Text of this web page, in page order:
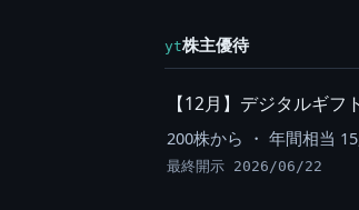
yt株主優待
【12月】デジタルギ
200株から ・ 年間相当
最終開示 2026/06/22